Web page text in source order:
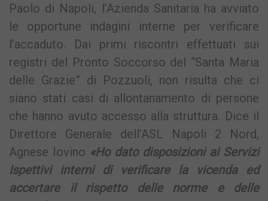
Paolo di Napoli, l’Azienda Sanitaria ha avviato
le opportune indagini interne per verificare
l’accaduto. Dai primi riscontri effettuati sui
registri del Pronto Soccorso del “Santa Maria
delle Grazie” di Pozzuoli, non risulta che ci
siano stati casi di allontanamento di persone
che hanno avuto accesso alla struttura. Dice il
Direttore Generale dell’ASL Napoli 2 Nord,
Agnese Iovino «Ho dato disposizioni ai Servizi
Ispettivi interni di verificare la vicenda ed
accertare il rispetto delle norme e delle